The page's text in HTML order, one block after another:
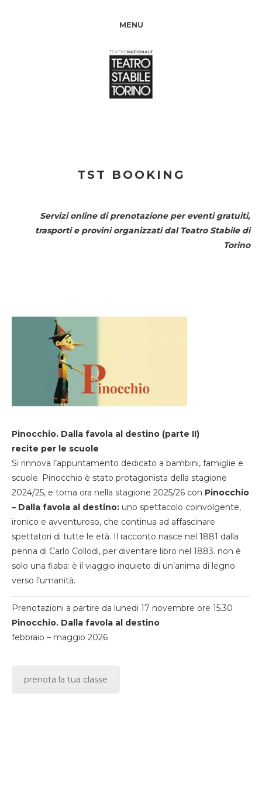
MENU
TST BOOKING
Servizi online di prenotazione per eventi gratuiti,
trasporti e provini organizzati dal Teatro Stabile di
Torino
Pinocchio. Dalla favola al destino (parte II)
recite per le scuole
Si rinnova l’appuntamento dedicato a bambini, famiglie e
scuole. Pinocchio è stato protagonista della stagione
2024/25, e torna ora nella stagione 2025/26 con Pinocchio
– Dalla favola al destino: uno spettacolo coinvolgente,
ironico e avventuroso, che continua ad affascinare
spettatori di tutte le età. Il racconto nasce nel 1881 dalla
penna di Carlo Collodi, per diventare libro nel 1883. non è
solo una fiaba: è il viaggio inquieto di un’anima di legno
verso l’umanità.
Prenotazioni a partire da lunedi 17 novembre ore 15.30
Pinocchio. Dalla favola al destino
febbraio – maggio 2026
prenota la tua classe